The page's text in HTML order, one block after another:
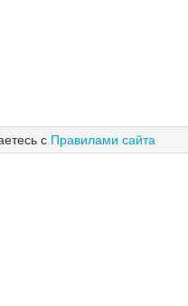
с Правилами сайта